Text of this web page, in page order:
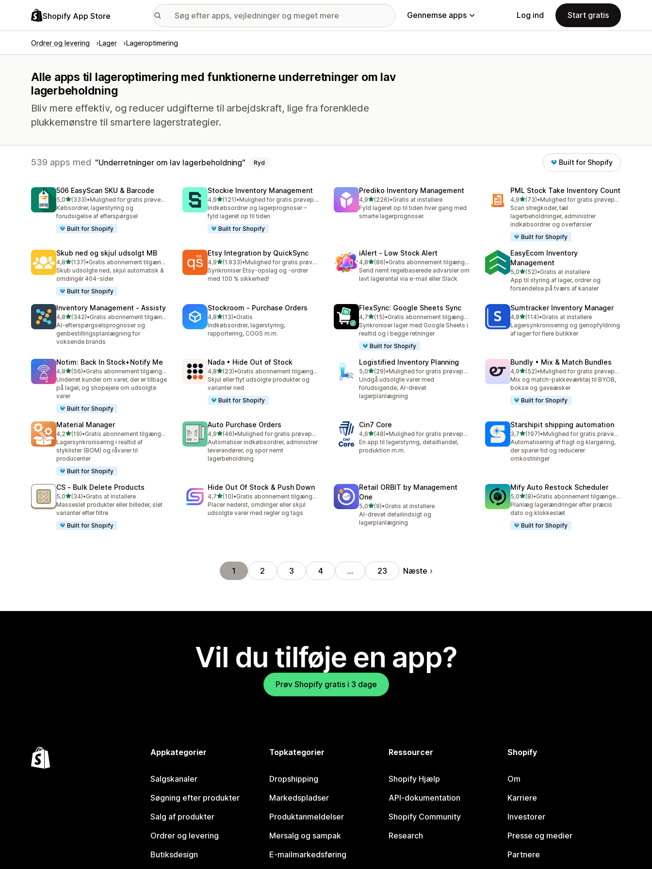
Shopify App Store Gennemse apps Log ind Start gratis
Ordrer og levering Lager Lageroptimering
Alle apps til lageroptimering med funktionerne underretninger om lav
lagerbeholdning
Bliv mere effektiv, og reducer udgifterne til arbejdskraft, lige fra forenklede
plukkemønstre til smartere lagerstrategier.
539 apps med Underretninger om lav lagerbeholdning Ryd Built for Shopify
506 EasyScan SKU & Barcode
5,0ud af 5 stjerner
(333)
333 anmeldelser i alt
•
Mulighed for gratis prøveperiode
Købsordrer, lagerstyring og
forudsigelse af efterspørgsel
Built for Shopify
Stockie Inventory Management
4,9ud af 5 stjerner
(121)
121 anmeldelser i alt
•
Mulighed for gratis prøveperiode
Indkøbsordrer og lagerprognoser –
fyld lageret op til tiden
Built for Shopify
Prediko Inventory Management
4,9ud af 5 stjerner
(226)
226 anmeldelser i alt
•Gratis at installere
Fyld lageret op til tiden hver gang med
smarte lagerprognoser.
PML Stock Take Inventory Count
4,9ud af 5 stjerner
(73)
73 anmeldelser i alt
•
Mulighed for gratis prøveperiode
Scan stregkoder, tæl
lagerbeholdninger, administrer
indkøbsordrer og overførsler
Built for Shopify
Skub ned og skjul udsolgt MB
4,8ud af 5 stjerner
(137)
137 anmeldelser i alt
•
Gratis abonnement tilgængeligt
Skub udsolgte ned, skjul automatisk &
omdirigér 404-sider
Built for Shopify
Etsy Integration by QuickSync
4,9ud af 5 stjerner
(1.933)
1933 anmeldelser i alt
•
Mulighed for gratis prøveperiode
Synkroniser Etsy-opslag og -ordrer
med 100 % sikkerhed!
iAlert ‑ Low Stock Alert
4,8ud af 5 stjerner
(86)
86 anmeldelser i alt
•
Gratis abonnement tilgængeligt
Send nemt regelbaserede advarsler om
lavt lagerantal via e-mail eller Slack
EasyEcom Inventory
Management
5,0ud af 5 stjerner
(52)
52 anmeldelser i alt
•Gratis at installere
App til styring af lager, ordrer og
forsendelse på tværs af kanaler
Inventory Management ‑ Assisty
4,8ud af 5 stjerner
(342)
342 anmeldelser i alt
•
Gratis abonnement tilgængeligt
AI-efterspørgselsprognoser og
genbestillingsplanlægning for
voksende brands
Stockroom ‑ Purchase Orders
4,8ud af 5 stjerner
(13)
13 anmeldelser i alt
•Gratis
Indkøbsordrer, lagerstyring,
rapportering, COGS m.m.
FlexSync: Google Sheets Sync
4,7ud af 5 stjerner
(15)
15 anmeldelser i alt
•
Gratis abonnement tilgængeligt
Synkroniser lager med Google Sheets i
realtid og i begge retninger
Built for Shopify
Sumtracker Inventory Manager
4,8ud af 5 stjerner
(114)
114 anmeldelser i alt
•Gratis at installere
Lagersynkronisering og genopfyldning
af lager for flere butikker
Notim: Back In Stock+Notify Me
4,8ud af 5 stjerner
(56)
56 anmeldelser i alt
•
Gratis abonnement tilgængeligt
Underret kunder om varer, der er tilbage
på lager, og shopejere om udsolgte
varer
Built for Shopify
Nada • Hide Out of Stock
4,8ud af 5 stjerner
(23)
23 anmeldelser i alt
•
Gratis abonnement tilgængeligt
Skjul eller flyt udsolgte produkter og
varianter ned.
Built for Shopify
Logistified Inventory Planning
5,0ud af 5 stjerner
(29)
29 anmeldelser i alt
•
Mulighed for gratis prøveperiode
Undgå udsolgte varer med
forudsigende, AI-drevet
lagerplanlægning
Bundly • Mix & Match Bundles
4,9ud af 5 stjerner
(52)
52 anmeldelser i alt
•
Mulighed for gratis prøveperiode
Mix og match-pakkeværktøj til BYOB,
bokse og gaveæsker
Built for Shopify
Material Manager
4,2ud af 5 stjerner
(19)
19 anmeldelser i alt
•
Gratis abonnement tilgængeligt
Lagersynkronisering i realtid af
styklister (BOM) og råvarer til
producenter
Built for Shopify
Auto Purchase Orders
4,9ud af 5 stjerner
(46)
46 anmeldelser i alt
•
Mulighed for gratis prøveperiode
Automatiser indkøbsordrer, administrer
leverandører, og spor nemt
lagerbeholdning
Cin7 Core
4,6ud af 5 stjerner
(48)
48 anmeldelser i alt
•
Mulighed for gratis prøveperiode
En app til lagerstyring, detailhandel,
produktion m.m.
Starshipit shipping automation
3,7ud af 5 stjerner
(197)
197 anmeldelser i alt
•
Mulighed for gratis prøveperiode
Automatisering af fragt og klargøring,
der sparer tid og reducerer
omkostninger
CS ‑ Bulk Delete Products
5,0ud af 5 stjerner
(34)
34 anmeldelser i alt
•Gratis at installere
Masseslet produkter eller billeder, slet
varianter efter filtre
Built for Shopify
Hide Out Of Stock & Push Down
4,7ud af 5 stjerner
(10)
10 anmeldelser i alt
•
Gratis abonnement tilgængeligt
Placer nederst, omdiriger eller skjul
udsolgte varer med regler og tags
Retail ORBIT by Management
One
5,0ud af 5 stjerner
(9)
9 anmeldelser i alt
•Gratis at installere
AI-drevet detailindsigt og
lagerplanlægning
Mify Auto Restock Scheduler
5,0ud af 5 stjerner
(8)
8 anmeldelser i alt
•
Gratis abonnement tilgængeligt
Planlæg lagerændringer efter præcis
dato og klokkeslæt
Built for Shopify
1 2 3 4 … 23 Næste
Vil du tilføje en app?
Prøv Shopify gratis i 3 dage
Appkategorier
Salgskanaler
Søgning efter produkter
Salg af produkter
Ordrer og levering
Butiksdesign
Topkategorier
Dropshipping
Markedspladser
Produktanmeldelser
Mersalg og sampak
E-mailmarkedsføring
Ressourcer
Shopify Hjælp
API-dokumentation
Shopify Community
Research
Shopify
Om
Karriere
Investorer
Presse og medier
Partnere